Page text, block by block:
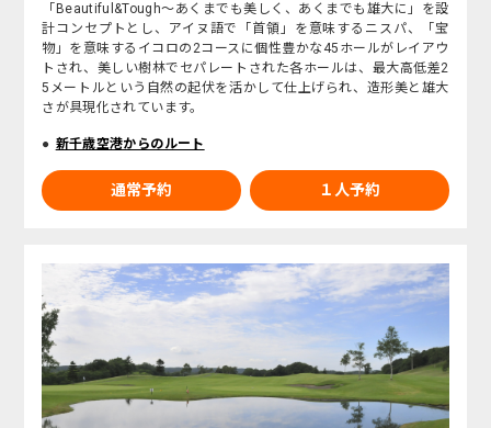
「Beautiful&Tough～あくまでも美しく、あくまでも雄大に」を設
計コンセプトとし、アイヌ語で「首領」を意味するニスパ、「宝
物」を意味するイコロの2コースに個性豊かな45ホールがレイアウ
トされ、美しい樹林でセパレートされた各ホールは、最大高低差2
5メートルという自然の起伏を活かして仕上げられ、造形美と雄大
さが具現化されています。
新千歳空港からのルート
通常予約 １人予約